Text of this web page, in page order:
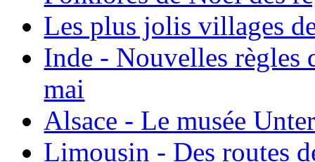
Les plus jolis villages
Inde - Nouvelles règles
mai
Alsace - Le musée
Limousin - Des routes